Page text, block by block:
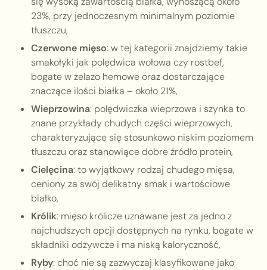
23%, przy jednoczesnym minimalnym poziomie
tłuszczu,
Czerwone mięso: w tej kategorii znajdziemy takie
smakołyki jak polędwica wołowa czy rostbef,
bogate w żelazo hemowe oraz dostarczające
znaczące ilości białka – około 21%,
Wieprzowina: polędwiczka wieprzowa i szynka to
znane przykłady chudych części wieprzowych,
charakteryzujące się stosunkowo niskim poziomem
tłuszczu oraz stanowiące dobre źródło protein,
Cielęcina: to wyjątkowy rodzaj chudego mięsa,
ceniony za swój delikatny smak i wartościowe
białko,
Królik: mięso królicze uznawane jest za jedno z
najchudszych opcji dostępnych na rynku, bogate w
składniki odżywcze i ma niską kaloryczność,
Ryby: choć nie są zazwyczaj klasyfikowane jako